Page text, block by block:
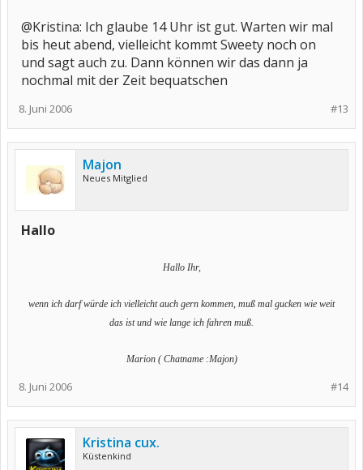
@Kristina: Ich glaube 14 Uhr ist gut. Warten wir mal
bis heut abend, vielleicht kommt Sweety noch on
und sagt auch zu. Dann können wir das dann ja
nochmal mit der Zeit bequatschen
#13
8. Juni 2006
Majon
Neues Mitglied
Hallo
Hallo Ihr,
wenn ich darf würde ich vielleicht auch gern kommen, muß mal gucken wie weit
das ist und wie lange ich fahren muß.
Marion ( Chatname :Majon)
#14
8. Juni 2006
Kristina cux.
Küstenkind